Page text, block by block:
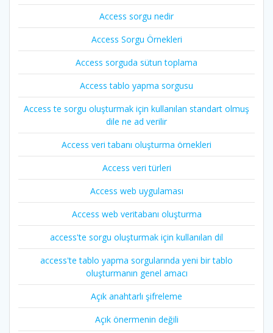
Access sorgu nedir
Access Sorgu Örnekleri
Access sorguda sütun toplama
Access tablo yapma sorgusu
Access te sorgu oluşturmak için kullanılan standart olmuş
dile ne ad verilir
Access veri tabanı oluşturma örnekleri
Access veri türleri
Access web uygulaması
Access web veritabanı oluşturma
access'te sorgu oluşturmak için kullanılan dil
access'te tablo yapma sorgularında yeni bir tablo
oluşturmanın genel amacı
Açık anahtarlı şifreleme
Açık önermenin değili